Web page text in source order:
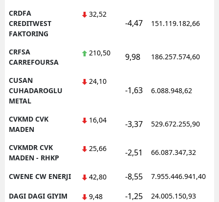
CRDFA
CREDITWEST
FAKTORING
32,52
-4,47 151.119.182,66
CRFSA
CARREFOURSA
210,50 9,98 186.257.574,60
CUSAN
CUHADAROGLU
METAL
24,10
-1,63 6.088.948,62
CVKMD CVK
MADEN
16,04 -3,37 529.672.255,90
CVKMDR CVK
MADEN - RHKP
25,66 -2,51 66.087.347,32
CWENE CW ENERJI 42,80 -8,55 7.955.446.941,40
DAGI DAGI GIYIM 9,48 -1,25 24.005.150,93